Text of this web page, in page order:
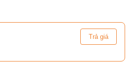
Trả giá